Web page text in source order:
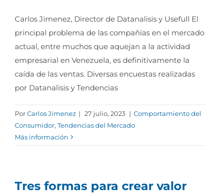
Carlos Jimenez, Director de Datanalisis y Usefull El
principal problema de las compañías en el mercado
actual, entre muchos que aquejan a la actividad
empresarial en Venezuela, es definitivamente la
caída de las ventas. Diversas encuestas realizadas
por Datanalisis y Tendencias
PorCarlos Jimenez | 27 julio, 2023 | Comportamiento del
Consumidor, Tendencias del Mercado
Más información
Tres formas para crear valor